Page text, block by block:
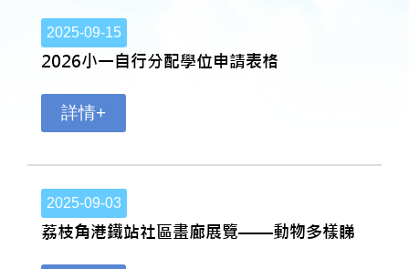
2025-09-15
2026小一自行分配學位申請表格
詳情+
2025-09-03
荔枝角港鐵站社區畫廊展覽——動物多樣睇